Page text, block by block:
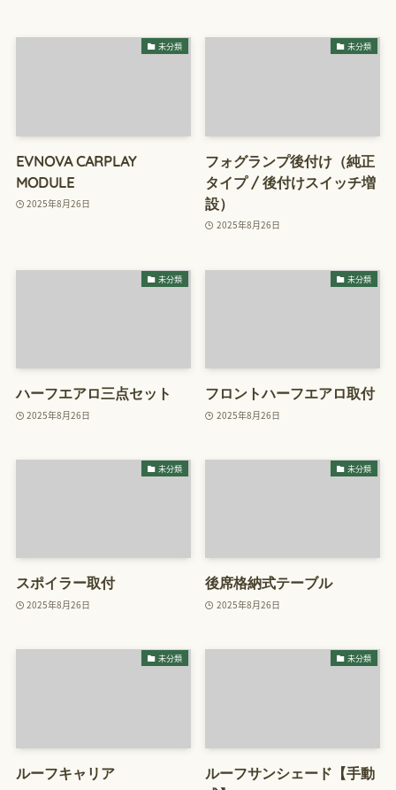
未分類
EVNOVA CARPLAY
MODULE
2025年8月26日
未分類
フォグランプ後付け（純正
タイプ / 後付けスイッチ増
設）
2025年8月26日
未分類
ハーフエアロ三点セット
2025年8月26日
未分類
フロントハーフエアロ取付
2025年8月26日
未分類
スポイラー取付
2025年8月26日
未分類
後席格納式テーブル
2025年8月26日
未分類
ルーフキャリア
未分類
ルーフサンシェード【手動